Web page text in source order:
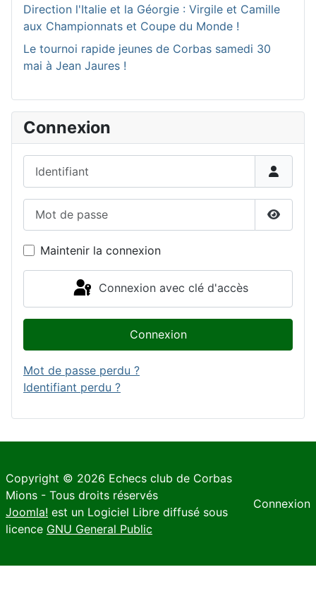
Direction l'Italie et la Géorgie : Virgile et Camille
aux Championnats et Coupe du Monde !
Le tournoi rapide jeunes de Corbas samedi 30
mai à Jean Jaures !
Connexion
Maintenir la connexion
Connexion avec clé d'accès
Connexion
Mot de passe perdu ?
Identifiant perdu ?
Copyright © 2026 Echecs club de Corbas
Mions - Tous droits réservés
Joomla! est un Logiciel Libre diffusé sous
licence GNU General Public
Connexion